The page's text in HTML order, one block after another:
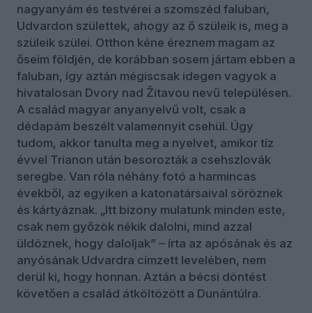
nagyanyám és testvérei a szomszéd faluban,
Udvardon születtek, ahogy az ő szüleik is, meg a
szüleik szülei. Otthon kéne éreznem magam az
őseim földjén, de korábban sosem jártam ebben a
faluban, így aztán mégiscsak idegen vagyok a
hivatalosan Dvory nad Žitavou nevű településen.
A család magyar anyanyelvű volt, csak a
dédapám beszélt valamennyit csehül. Úgy
tudom, akkor tanulta meg a nyelvet, amikor tíz
évvel Trianon után besorozták a csehszlovák
seregbe. Van róla néhány fotó a harmincas
évekből, az egyiken a katonatársaival söröznek
és kártyáznak. „Itt bizony mulatunk minden este,
csak nem győzök nékik dalolni, mind azzal
üldöznek, hogy daloljak” – írta az apósának és az
anyósának Udvardra címzett levelében, nem
derül ki, hogy honnan. Aztán a bécsi döntést
követően a család átköltözött a Dunántúlra.